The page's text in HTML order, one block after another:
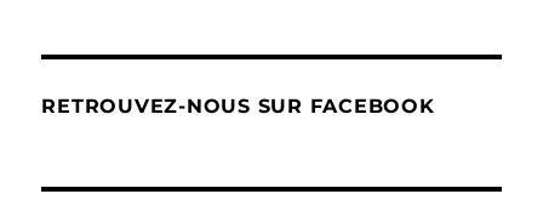
RETROUVEZ-NOUS SUR FACEBOOK